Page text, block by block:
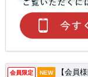
会員限定 NEW 【会員